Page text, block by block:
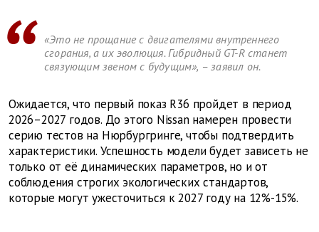
«Это не прощание с двигателями внутреннего
сгорания, а их эволюция. Гибридный GT-R станет
связующим звеном с будущим», – заявил он.
Ожидается, что первый показ R36 пройдет в период
2026–2027 годов. До этого Nissan намерен провести
серию тестов на Нюрбургринге, чтобы подтвердить
характеристики. Успешность модели будет зависеть не
только от её динамических параметров, но и от
соблюдения строгих экологических стандартов,
которые могут ужесточиться к 2027 году на 12%-15%.